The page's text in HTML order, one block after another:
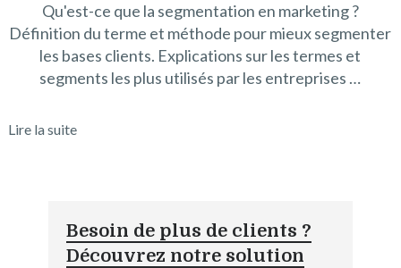
Qu'est-ce que la segmentation en marketing ?
Définition du terme et méthode pour mieux segmenter
les bases clients. Explications sur les termes et
segments les plus utilisés par les entreprises …
Lire la suite
Besoin de plus de clients ?
Découvrez notre solution